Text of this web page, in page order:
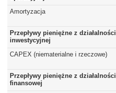
Amortyzacja
Przepływy pieniężne z działalności
inwestycyjnej
CAPEX (niematerialne i rzeczowe)
Przepływy pieniężne z działalności
finansowej